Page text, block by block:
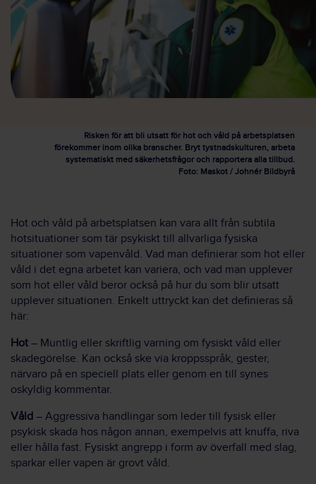
Risken för att bli utsatt för hot och våld på arbetsplatsen
förekommer inom olika branscher. Bryt tystnadskulturen, arbeta
systematiskt med säkerhetsfrågor och rapportera alla tillbud.
Foto: Maskot / Johnér Bildbyrå
Hot och våld på arbetsplatsen kan vara allt från subtila
hotsituationer som tär psykiskt till allvarliga fysiska
situationer som vapenvåld. Vad man definierar som hot eller
våld i det egna arbetet kan variera, och vad man upplever
som hot eller våld beror också på hur du som blir utsatt
upplever situationen. Enkelt uttryckt kan det definieras så
här:
Hot – Muntlig eller skriftlig varning om fysiskt våld eller
skadegörelse. Kan också ske via kroppsspråk, gester,
närvaro på en speciell plats eller genom en till synes
oskyldig kommentar.
Våld – Aggressiva handlingar som leder till fysisk eller
psykisk skada hos någon annan, exempelvis att knuffa, riva
eller hålla fast. Fysiskt angrepp i form av överfall med slag,
sparkar eller vapen är grovt våld.